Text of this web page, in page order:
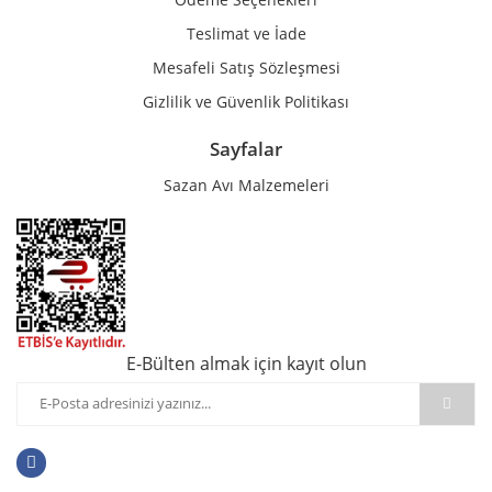
Teslimat ve İade
Mesafeli Satış Sözleşmesi
Gizlilik ve Güvenlik Politikası
Sayfalar
Sazan Avı Malzemeleri
E-Bülten almak için kayıt olun